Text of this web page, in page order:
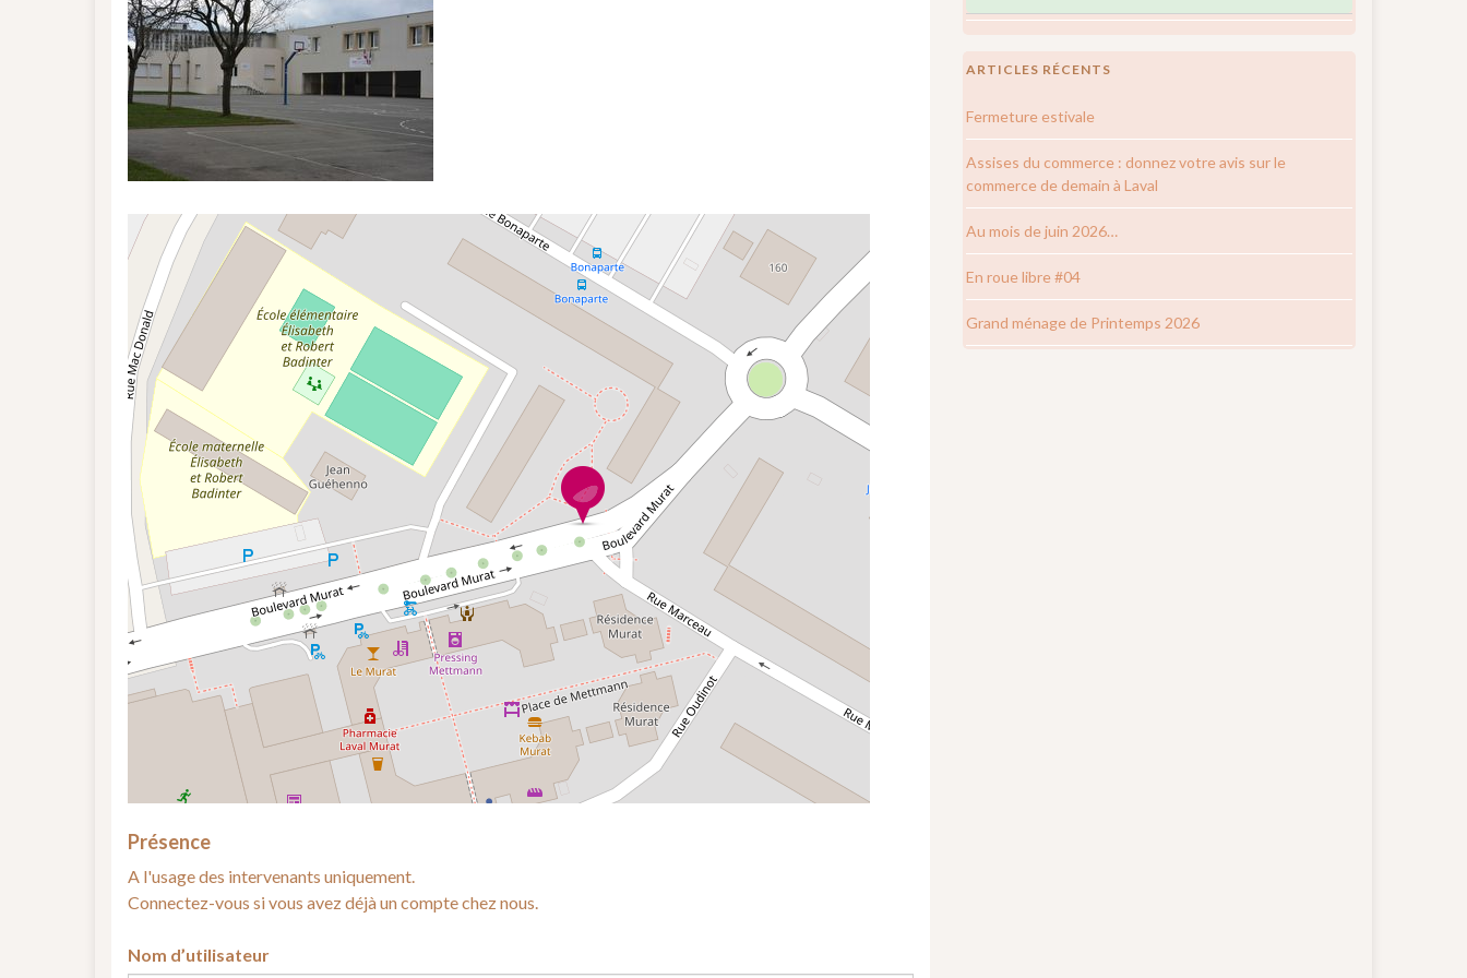
Présence
A l'usage des intervenants uniquement.
Connectez-vous si vous avez déjà un compte chez nous.
Nom d’utilisateur
ARTICLES RÉCENTS
Fermeture estivale
Assises du commerce : donnez votre avis sur le
commerce de demain à Laval
Au mois de juin 2026…
En roue libre #04
Grand ménage de Printemps 2026